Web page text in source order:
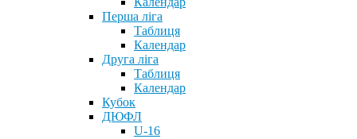
Перша ліга
Таблиця
Календар
Друга ліга
Таблиця
Календар
Кубок
ДЮФЛ
U-16